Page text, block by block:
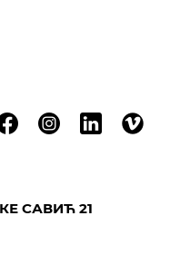
САВИЋ 21